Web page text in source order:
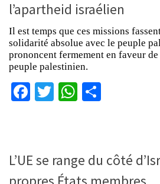
l’apartheid israélien
Il est temps que ces missions
solidarité absolue avec le peuple
prononcent fermement en faveur
peuple palestinien.
Facebook
TwitterWhatsApp
L’UE se range du côté
propres États membres